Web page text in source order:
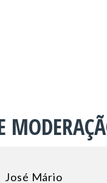
José Mário